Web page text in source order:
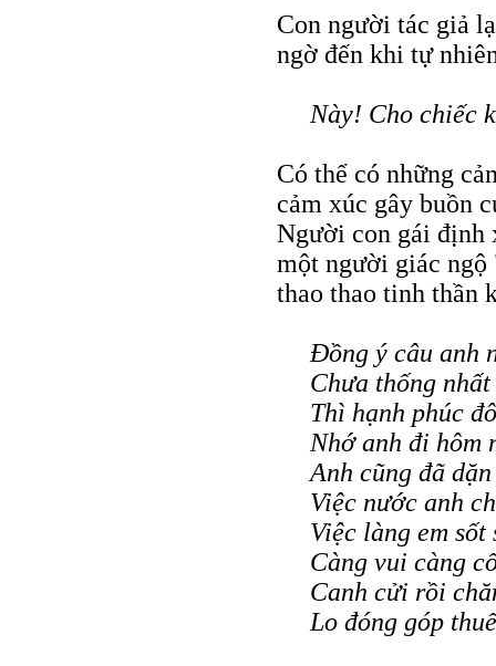
Con người tác giả
ngờ đến khi tự
Này! Cho chiếc
Có thể có những
cảm xúc gây buồn
Người con gái định
một người giác
thao thao tinh thần
Đồng ý câu anh
Chưa thống
Thì hạnh phúc
Nhớ anh đi hôm
Anh cũng đã
Việc nước anh
Việc làng em sốt
Càng vui càng
Canh cửi rồi
Lo đóng góp